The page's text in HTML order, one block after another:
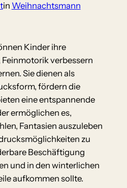
in Weihnachtsmann
Kinder ihre
verbessern
Sie dienen als
fördern die
eine entspannende
ermöglichen es,
Fantasien auszuleben
zu
Beschäftigung
und in den winterlichen
aufkommen sollte.